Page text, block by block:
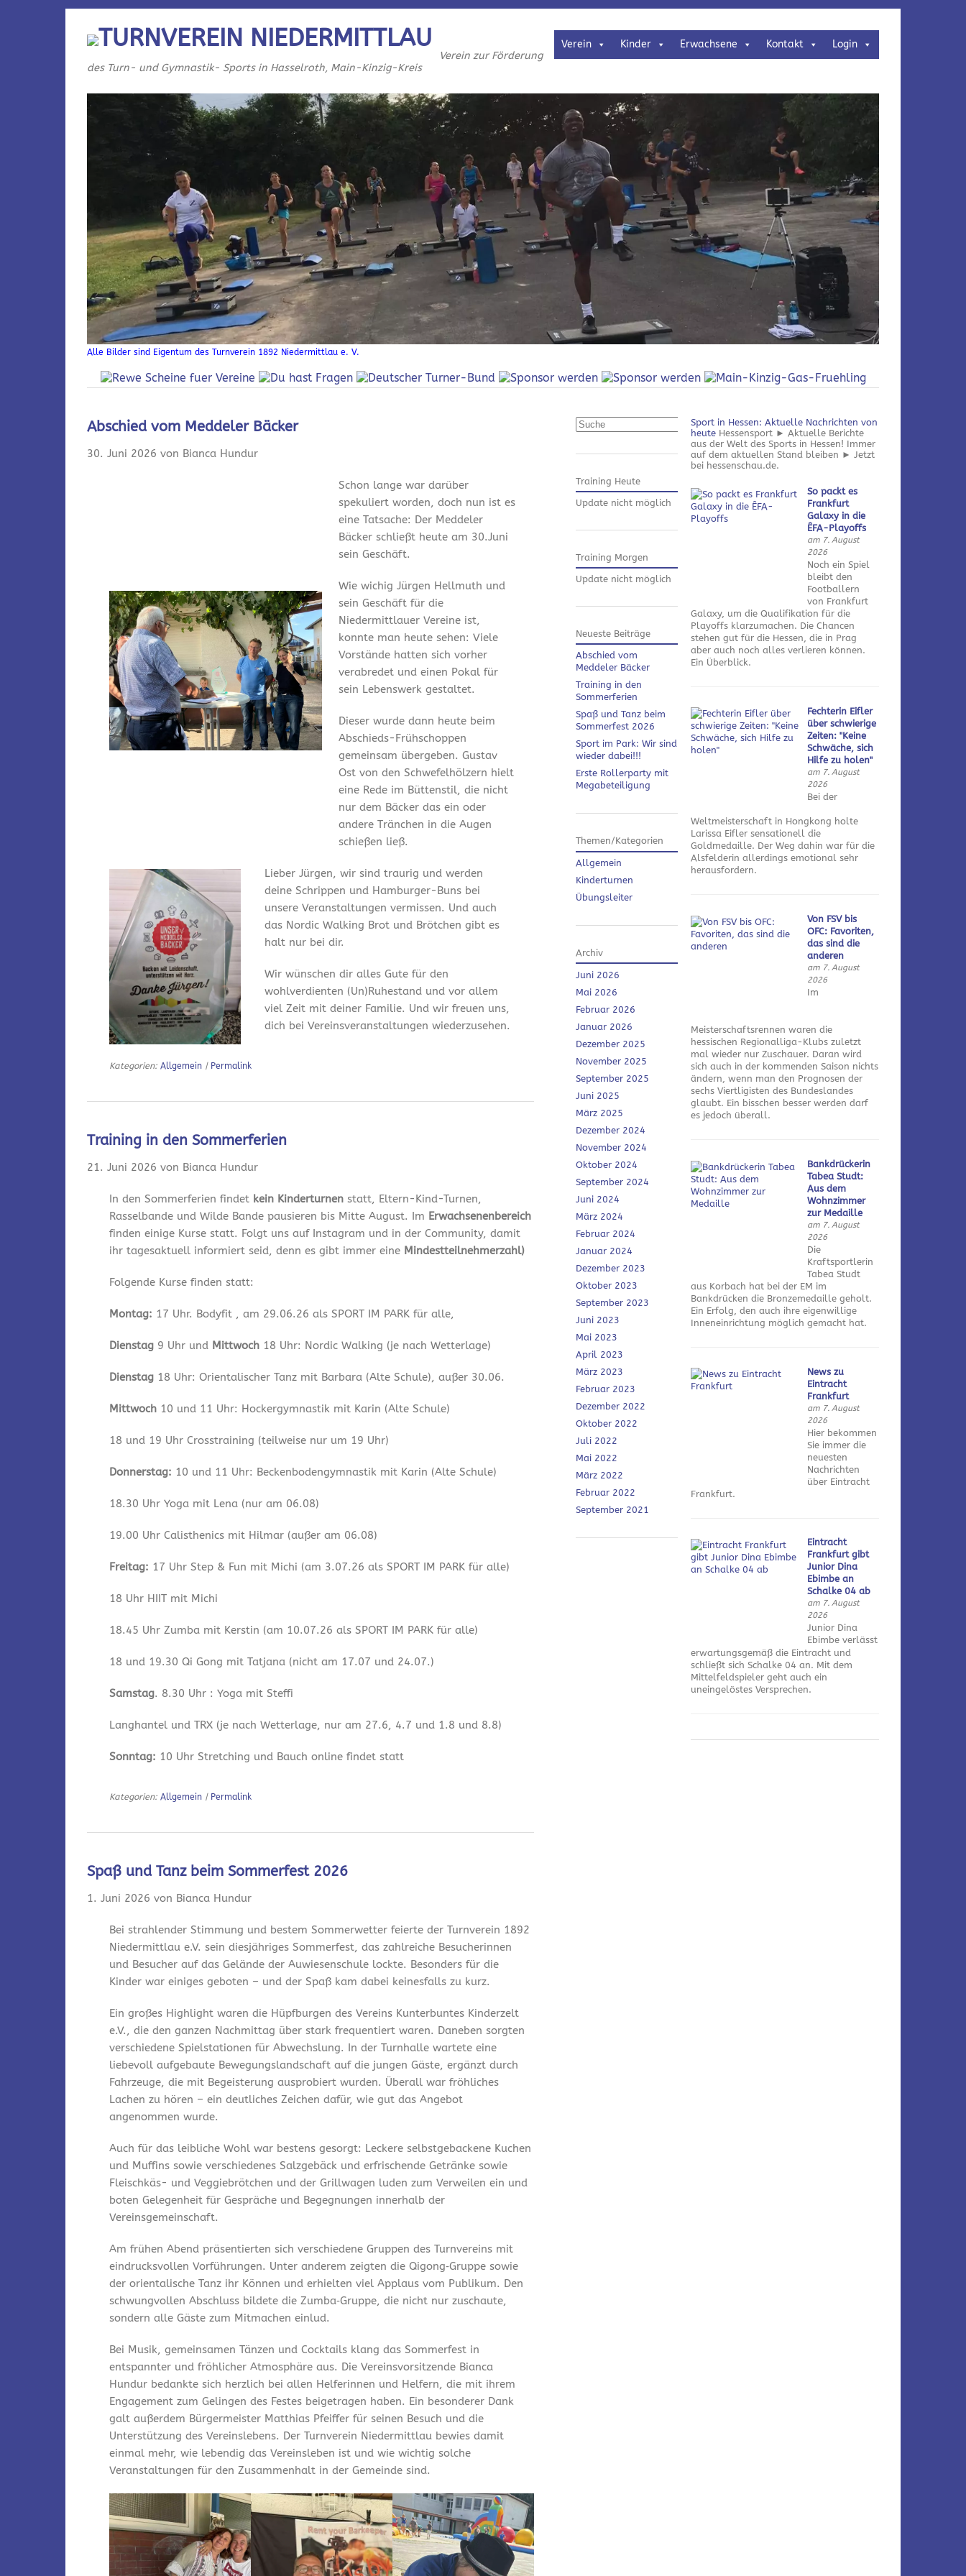
Verein Kinder Erwachsene Kontakt Login
TURNVEREIN NIEDERMITTLAU
Verein zur Förderung
des Turn- und Gymnastik- Sports in Hasselroth, Main-Kinzig-Kreis
Alle Bilder sind Eigentum des Turnverein 1892 Niedermittlau e. V.
Abschied vom Meddeler Bäcker
30. Juni 2026 von Bianca Hundur
Schon lange war darüber
spekuliert worden, doch nun ist es
eine Tatsache: Der Meddeler
Bäcker schließt heute am 30.Juni
sein Geschäft.
Wie wichig Jürgen Hellmuth und
sein Geschäft für die
Niedermittlauer Vereine ist,
konnte man heute sehen: Viele
Vorstände hatten sich vorher
verabredet und einen Pokal für
sein Lebenswerk gestaltet.
Dieser wurde dann heute beim
Abschieds-Frühschoppen
gemeinsam übergeben. Gustav
Ost von den Schwefelhölzern hielt
eine Rede im Büttenstil, die nicht
nur dem Bäcker das ein oder
andere Tränchen in die Augen
schießen ließ.
Lieber Jürgen, wir sind traurig und werden
deine Schrippen und Hamburger-Buns bei
unsere Veranstaltungen vermissen. Und auch
das Nordic Walking Brot und Brötchen gibt es
halt nur bei dir.
Wir wünschen dir alles Gute für den
wohlverdienten (Un)Ruhestand und vor allem
viel Zeit mit deiner Familie. Und wir freuen uns,
dich bei Vereinsveranstaltungen wiederzusehen.
Kategorien:Allgemein | Permalink
Training in den Sommerferien
21. Juni 2026 von Bianca Hundur
In den Sommerferien findet kein Kinderturnen statt, Eltern-Kind-Turnen,
Rasselbande und Wilde Bande pausieren bis Mitte August. Im Erwachsenenbereich
finden einige Kurse statt. Folgt uns auf Instagram und in der Community, damit
ihr tagesaktuell informiert seid, denn es gibt immer eine Mindestteilnehmerzahl)
Folgende Kurse finden statt:
Montag: 17 Uhr. Bodyfit , am 29.06.26 als SPORT IM PARK für alle,
Dienstag 9 Uhr und Mittwoch 18 Uhr: Nordic Walking (je nach Wetterlage)
Dienstag 18 Uhr: Orientalischer Tanz mit Barbara (Alte Schule), außer 30.06.
Mittwoch 10 und 11 Uhr: Hockergymnastik mit Karin (Alte Schule)
18 und 19 Uhr Crosstraining (teilweise nur um 19 Uhr)
Donnerstag: 10 und 11 Uhr: Beckenbodengymnastik mit Karin (Alte Schule)
18.30 Uhr Yoga mit Lena (nur am 06.08)
19.00 Uhr Calisthenics mit Hilmar (außer am 06.08)
Freitag: 17 Uhr Step & Fun mit Michi (am 3.07.26 als SPORT IM PARK für alle)
18 Uhr HIIT mit Michi
18.45 Uhr Zumba mit Kerstin (am 10.07.26 als SPORT IM PARK für alle)
18 und 19.30 Qi Gong mit Tatjana (nicht am 17.07 und 24.07.)
Samstag. 8.30 Uhr : Yoga mit Steffi
Langhantel und TRX (je nach Wetterlage, nur am 27.6, 4.7 und 1.8 und 8.8)
Sonntag: 10 Uhr Stretching und Bauch online findet statt
Kategorien:Allgemein | Permalink
Spaß und Tanz beim Sommerfest 2026
1. Juni 2026 von Bianca Hundur
Bei strahlender Stimmung und bestem Sommerwetter feierte der Turnverein 1892
Niedermittlau e.V. sein diesjähriges Sommerfest, das zahlreiche Besucherinnen
und Besucher auf das Gelände der Auwiesenschule lockte. Besonders für die
Kinder war einiges geboten – und der Spaß kam dabei keinesfalls zu kurz.
Ein großes Highlight waren die Hüpfburgen des Vereins Kunterbuntes Kinderzelt
e.V., die den ganzen Nachmittag über stark frequentiert waren. Daneben sorgten
verschiedene Spielstationen für Abwechslung. In der Turnhalle wartete eine
liebevoll aufgebaute Bewegungslandschaft auf die jungen Gäste, ergänzt durch
Fahrzeuge, die mit Begeisterung ausprobiert wurden. Überall war fröhliches
Lachen zu hören – ein deutliches Zeichen dafür, wie gut das Angebot
angenommen wurde.
Auch für das leibliche Wohl war bestens gesorgt: Leckere selbstgebackene Kuchen
und Muffins sowie verschiedenes Salzgebäck und erfrischende Getränke sowie
Fleischkäs- und Veggiebrötchen und der Grillwagen luden zum Verweilen ein und
boten Gelegenheit für Gespräche und Begegnungen innerhalb der
Vereinsgemeinschaft.
Am frühen Abend präsentierten sich verschiedene Gruppen des Turnvereins mit
eindrucksvollen Vorführungen. Unter anderem zeigten die Qigong‑Gruppe sowie
der orientalische Tanz ihr Können und erhielten viel Applaus vom Publikum. Den
schwungvollen Abschluss bildete die Zumba‑Gruppe, die nicht nur zuschaute,
sondern alle Gäste zum Mitmachen einlud.
Bei Musik, gemeinsamen Tänzen und Cocktails klang das Sommerfest in
entspannter und fröhlicher Atmosphäre aus. Die Vereinsvorsitzende Bianca
Hundur bedankte sich herzlich bei allen Helferinnen und Helfern, die mit ihrem
Engagement zum Gelingen des Festes beigetragen haben. Ein besonderer Dank
galt außerdem Bürgermeister Matthias Pfeiffer für seinen Besuch und die
Unterstützung des Vereinslebens. Der Turnverein Niedermittlau bewies damit
einmal mehr, wie lebendig das Vereinsleben ist und wie wichtig solche
Veranstaltungen für den Zusammenhalt in der Gemeinde sind.
Suchen
Training Heute
Update nicht möglich
Training Morgen
Update nicht möglich
Neueste Beiträge
Abschied vom
Meddeler Bäcker
Training in den
Sommerferien
Spaß und Tanz beim
Sommerfest 2026
Sport im Park: Wir sind
wieder dabei!!!
Erste Rollerparty mit
Megabeteiligung
Themen/Kategorien
Allgemein
Kinderturnen
Übungsleiter
Archiv
Juni 2026
Mai 2026
Februar 2026
Januar 2026
Dezember 2025
November 2025
September 2025
Juni 2025
März 2025
Dezember 2024
November 2024
Oktober 2024
September 2024
Juni 2024
März 2024
Februar 2024
Januar 2024
Dezember 2023
Oktober 2023
September 2023
Juni 2023
Mai 2023
April 2023
März 2023
Februar 2023
Dezember 2022
Oktober 2022
Juli 2022
Mai 2022
März 2022
Februar 2022
September 2021
Sport in Hessen: Aktuelle Nachrichten von
heute Hessensport ► Aktuelle Berichte
aus der Welt des Sports in Hessen! Immer
auf dem aktuellen Stand bleiben ► Jetzt
bei hessenschau.de.
So packt es
Frankfurt
Galaxy in die
ÊFA-Playoffs
am 7. August
2026
Noch ein Spiel
bleibt den
Footballern
von Frankfurt
Galaxy, um die Qualifikation für die
Playoffs klarzumachen. Die Chancen
stehen gut für die Hessen, die in Prag
aber auch noch alles verlieren können.
Ein Überblick.
Fechterin Eifler
über schwierige
Zeiten: "Keine
Schwäche, sich
Hilfe zu holen"
am 7. August
2026
Bei der
Weltmeisterschaft in Hongkong holte
Larissa Eifler sensationell die
Goldmedaille. Der Weg dahin war für die
Alsfelderin allerdings emotional sehr
herausfordern.
Von FSV bis
OFC: Favoriten,
das sind die
anderen
am 7. August
2026
Im
Meisterschaftsrennen waren die
hessischen Regionalliga-Klubs zuletzt
mal wieder nur Zuschauer. Daran wird
sich auch in der kommenden Saison nichts
ändern, wenn man den Prognosen der
sechs Viertligisten des Bundeslandes
glaubt. Ein bisschen besser werden darf
es jedoch überall.
Bankdrückerin
Tabea Studt:
Aus dem
Wohnzimmer
zur Medaille
am 7. August
2026
Die
Kraftsportlerin
Tabea Studt
aus Korbach hat bei der EM im
Bankdrücken die Bronzemedaille geholt.
Ein Erfolg, den auch ihre eigenwillige
Inneneinrichtung möglich gemacht hat.
News zu
Eintracht
Frankfurt
am 7. August
2026
Hier bekommen
Sie immer die
neuesten
Nachrichten
über Eintracht
Frankfurt.
Eintracht
Frankfurt gibt
Junior Dina
Ebimbe an
Schalke 04 ab
am 7. August
2026
Junior Dina
Ebimbe verlässt
erwartungsgemäß die Eintracht und
schließt sich Schalke 04 an. Mit dem
Mittelfeldspieler geht auch ein
uneingelöstes Versprechen.